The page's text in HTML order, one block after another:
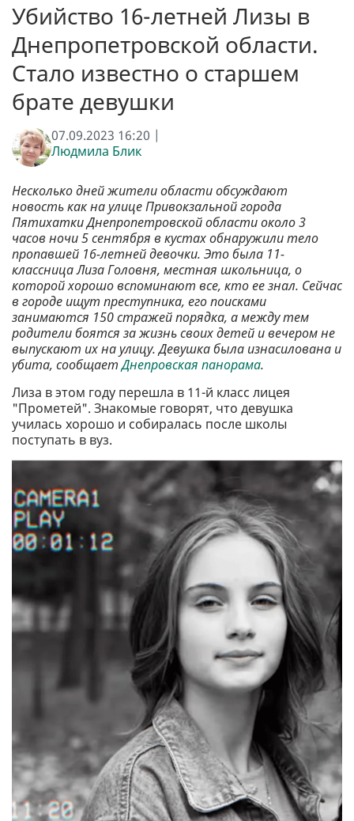
Убийство 16-летней Лизы в
Днепропетровской области.
Стало известно о старшем
брате девушки
07.09.2023 16:20 |
Людмила Блик
Несколько дней жители области обсуждают
новость как на улице Привокзальной города
Пятихатки Днепропетровской области около 3
часов ночи 5 сентября в кустах обнаружили тело
пропавшей 16-летней девочки. Это была 11-
классница Лиза Головня, местная школьница, о
которой хорошо вспоминают все, кто ее знал. Сейчас
в городе ищут преступника, его поисками
занимаются 150 стражей порядка, а между тем
родители боятся за жизнь своих детей и вечером не
выпускают их на улицу. Девушка была изнасилована и
убита, сообщаетДнепровская панорама.
Лиза в этом году перешла в 11-й класс лицея
"Прометей". Знакомые говорят, что девушка
училась хорошо и собиралась после школы
поступать в вуз.